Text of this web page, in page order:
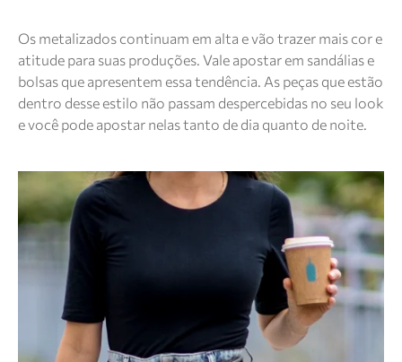
Os metalizados continuam em alta e vão trazer mais cor e
atitude para suas produções. Vale apostar em sandálias e
bolsas que apresentem essa tendência. As peças que estão
dentro desse estilo não passam despercebidas no seu look
e você pode apostar nelas tanto de dia quanto de noite.